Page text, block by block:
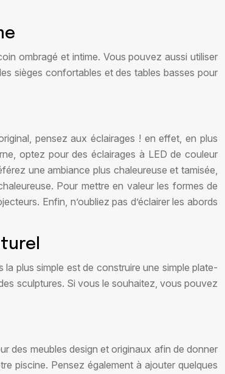
ombragé et intime. Vous pouvez aussi utiliser
sièges confortables et des tables basses pour
pensez aux éclairages ! en effet, en plus
optez pour des éclairages à LED de couleur
une ambiance plus chaleureuse et tamisée,
Pour mettre en valeur les formes de
Enfin, n’oubliez pas d’éclairer les abords
plus simple est de construire une simple plate-
sculptures. Si vous le souhaitez, vous pouvez
des meubles design et originaux afin de donner
piscine. Pensez également à ajouter quelques